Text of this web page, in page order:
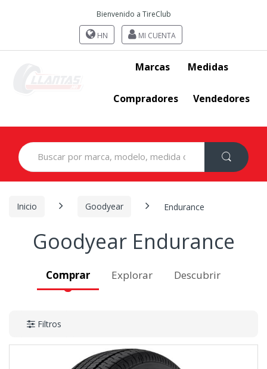
Bienvenido a TireClub
HN MI CUENTA
Marcas Medidas
Compradores Vendedores
Search
for:
Inicio Goodyear Endurance
Goodyear Endurance
Comprar Explorar Descubrir
Filtros